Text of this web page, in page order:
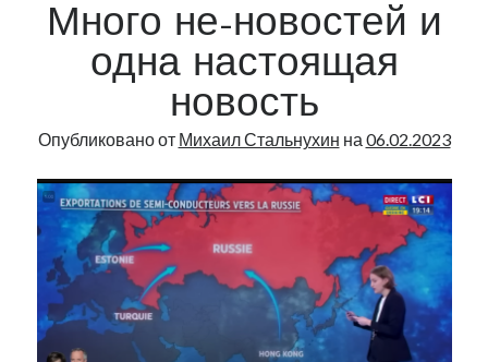
Radio
|
Много не-новостей и
одна настоящая
новость
Опубликовано от Михаил Стальнухин на 06.02.2023